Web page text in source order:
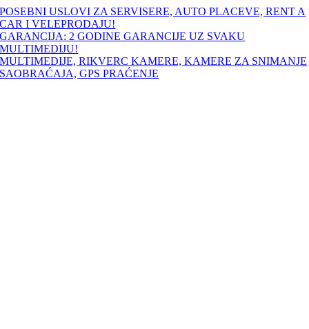
Skip
to
content
POSEBNI USLOVI ZA SERVISERE, AUTO PLACEVE, RENT A
CAR I VELEPRODAJU!
GARANCIJA: 2 GODINE GARANCIJE UZ SVAKU
MULTIMEDIJU!
MULTIMEDIJE, RIKVERC KAMERE, KAMERE ZA SNIMANJE
SAOBRAĆAJA, GPS PRAĆENJE